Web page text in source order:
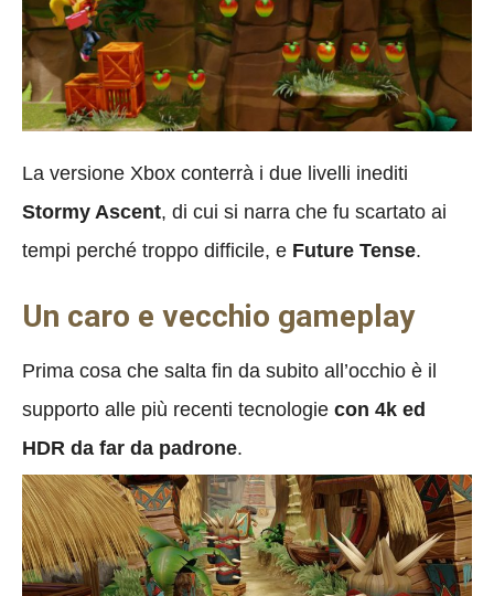
La versione Xbox conterrà i due livelli inediti
Stormy Ascent, di cui si narra che fu scartato ai
tempi perché troppo difficile, e Future Tense.
Un caro e vecchio gameplay
Prima cosa che salta fin da subito all’occhio è il
supporto alle più recenti tecnologie con 4k ed
HDR da far da padrone.